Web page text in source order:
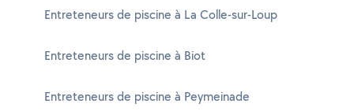
Entreteneurs de piscine à La Colle-sur-Loup
Entreteneurs de piscine à Biot
Entreteneurs de piscine à Peymeinade